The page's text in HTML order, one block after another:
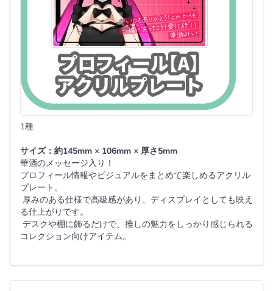
1種
サイズ：約145mm × 106mm × 厚さ5mm
華酒のメッセージ入り！
プロフィール情報やビジュアルをまとめて楽しめるアクリル
プレート。
厚みのある仕様で高級感があり、ディスプレイとしても映え
る仕上がりです。
デスクや棚に飾るだけで、推しの魅力をしっかり感じられる
コレクション向けアイテム。